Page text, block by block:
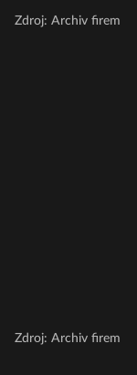
Zdroj: Archiv firem
Zdroj: Archiv firem